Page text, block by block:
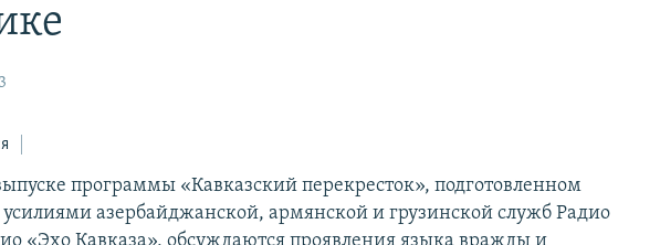
программы «Кавказский перекресток», подготовленном
азербайджанской, армянской и грузинской служб Радио